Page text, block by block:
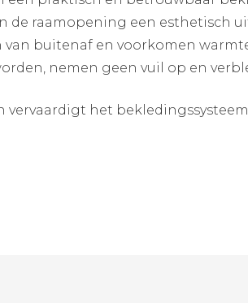
de raamopening een esthetisch
buitenaf en voorkomen
nemen geen vuil op en
vervaardigt het bekledingssysteem